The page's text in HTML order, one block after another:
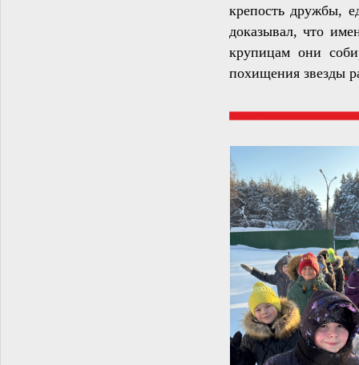
крепость дружбы,
доказывал, что
крупицам они
похищения звезды